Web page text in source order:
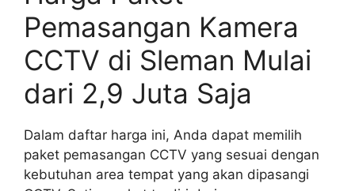
Pemasangan Kamera
CCTV di Sleman Mulai
dari 2,9 Juta Saja
Dalam daftar harga ini, Anda dapat memilih
paket pemasangan CCTV yang sesuai dengan
kebutuhan area tempat yang akan dipasangi